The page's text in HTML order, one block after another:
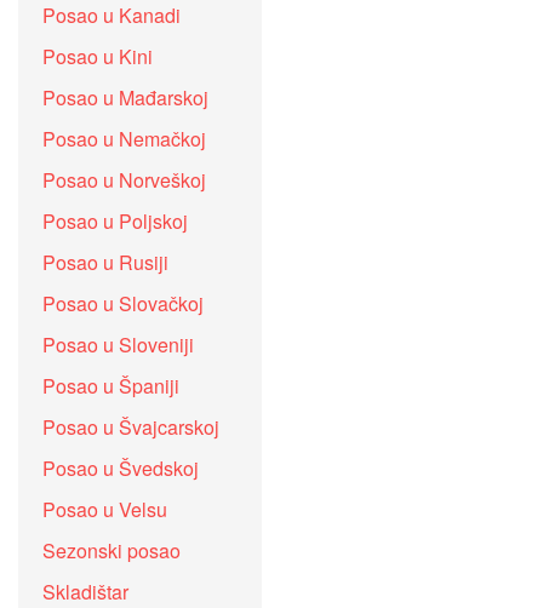
Posao u Kanadi
Posao u Kini
Posao u Mađarskoj
Posao u Nemačkoj
Posao u Norveškoj
Posao u Poljskoj
Posao u Rusiji
Posao u Slovačkoj
Posao u Sloveniji
Posao u Španiji
Posao u Švajcarskoj
Posao u Švedskoj
Posao u Velsu
Sezonski posao
Skladištar